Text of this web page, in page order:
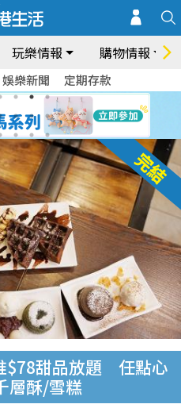
玩樂情報 購物情報
娛樂新聞 定期存款
$78甜品放題 任點心
層酥/雪糕